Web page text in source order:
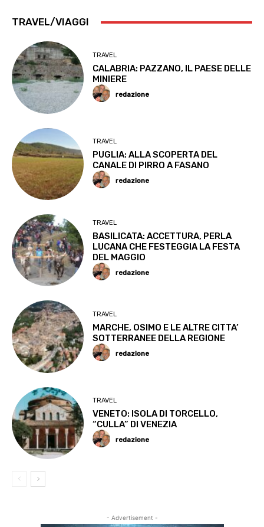
TRAVEL/VIAGGI
TRAVEL
CALABRIA: PAZZANO, IL PAESE DELLE
MINIERE
redazione
TRAVEL
PUGLIA: ALLA SCOPERTA DEL
CANALE DI PIRRO A FASANO
redazione
TRAVEL
BASILICATA: ACCETTURA, PERLA
LUCANA CHE FESTEGGIA LA FESTA
DEL MAGGIO
redazione
TRAVEL
MARCHE, OSIMO E LE ALTRE CITTA’
SOTTERRANEE DELLA REGIONE
redazione
TRAVEL
VENETO: ISOLA DI TORCELLO,
“CULLA” DI VENEZIA
redazione
- Advertisement -